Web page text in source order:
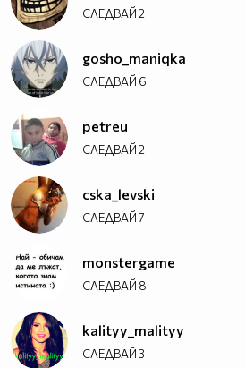
Ореше
страница също
Сали Летиф Сали
|Създайте
СЛЕДВАЙ2
gosho_maniqka
СЛЕДВАЙ 6
petreu
СЛЕДВАЙ2
cska_levski
СЛЕДВАЙ7
monstergame
СЛЕДВАЙ 8
kalityy_malityy
СЛЕДВАЙ3